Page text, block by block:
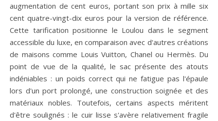
augmentation de cent euros, portant son prix à mille six
cent quatre-vingt-dix euros pour la version de référence.
Cette tarification positionne le Loulou dans le segment
accessible du luxe, en comparaison avec d'autres créations
de maisons comme Louis Vuitton, Chanel ou Hermès. Du
point de vue de la qualité, le sac présente des atouts
indéniables : un poids correct qui ne fatigue pas l'épaule
lors d'un port prolongé, une construction soignée et des
matériaux nobles. Toutefois, certains aspects méritent
d'être soulignés : le cuir lisse s'avère relativement fragile